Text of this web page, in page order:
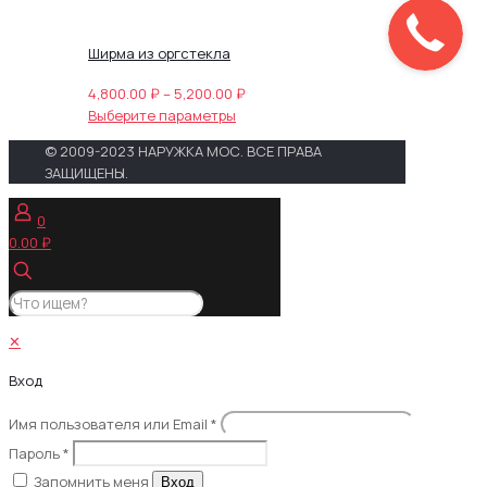
Ширма из оргстекла
4,800.00 ₽–5,200.00 ₽Диапазон
4,800.00 ₽
–
5,200.00 ₽
Выберите параметры
товар
имеет
несколько
вариаций.
© 2009-2023 НАРУЖКА МОС. ВСЕ ПРАВА
ЗАЩИЩЕНЫ.
0
0.00 ₽
✕
Вход
Имя пользователя или Email *
Пароль*
Запомнить меня
Вход